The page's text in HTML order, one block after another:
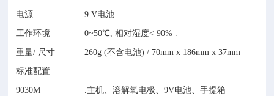
电源 9 V电池
工作环境 0~50℃, 相对湿度< 90% .
重量/ 尺寸 260g (不含电池) / 70mm x 186mm x 37mm
标准配置
9030M .主机、溶解氧电极、9V电池、手提箱